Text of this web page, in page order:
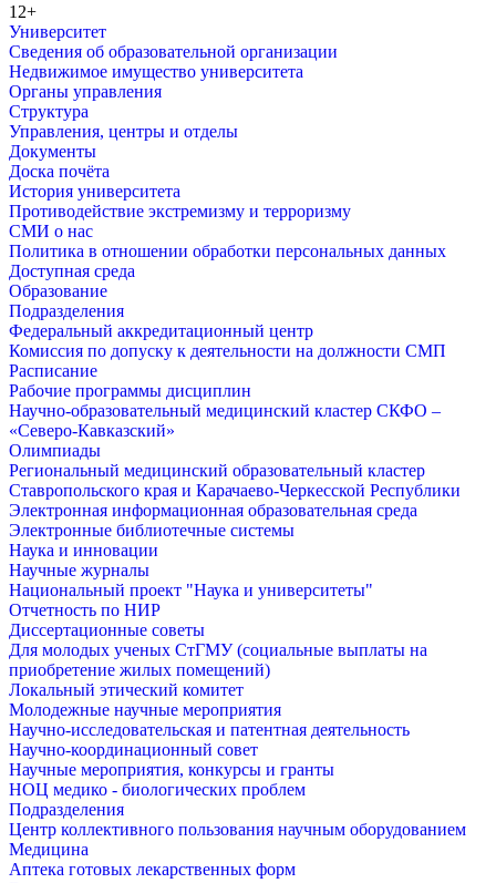
12+
Университет
Сведения об образовательной организации
Недвижимое имущество университета
Органы управления
Структура
Управления, центры и отделы
Документы
Доска почёта
История университета
Противодействие экстремизму и терроризму
СМИ о нас
Политика в отношении обработки персональных данных
Доступная среда
Образование
Подразделения
Федеральный аккредитационный центр
Комиссия по допуску к деятельности на должности СМП
Расписание
Рабочие программы дисциплин
Научно-образовательный медицинский кластер СКФО –
«Северо-Кавказский»
Олимпиады
Региональный медицинский образовательный кластер
Ставропольского края и Карачаево-Черкесской Республики
Электронная информационная образовательная среда
Электронные библиотечные системы
Наука и инновации
Научные журналы
Национальный проект "Наука и университеты"
Отчетность по НИР
Диссертационные советы
Для молодых ученых СтГМУ (социальные выплаты на
приобретение жилых помещений)
Локальный этический комитет
Молодежные научные мероприятия
Научно-исследовательская и патентная деятельность
Научно-координационный совет
Научные мероприятия, конкурсы и гранты
НОЦ медико - биологических проблем
Подразделения
Центр коллективного пользования научным оборудованием
Медицина
Аптека готовых лекарственных форм